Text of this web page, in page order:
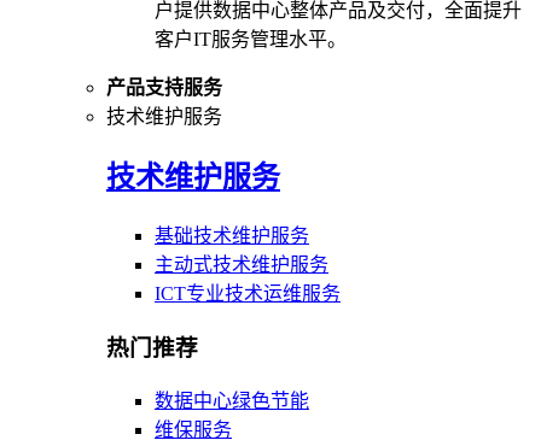
户提供数据中心整体产品及交付，全面提升
客户IT服务管理水平。
产品支持服务
技术维护服务
技术维护服务
基础技术维护服务
主动式技术维护服务
ICT专业技术运维服务
热门推荐
数据中心绿色节能
维保服务